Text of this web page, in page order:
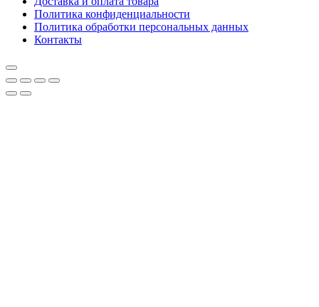
Политика конфиденциальности
Политика обработки персональных данных
Контакты